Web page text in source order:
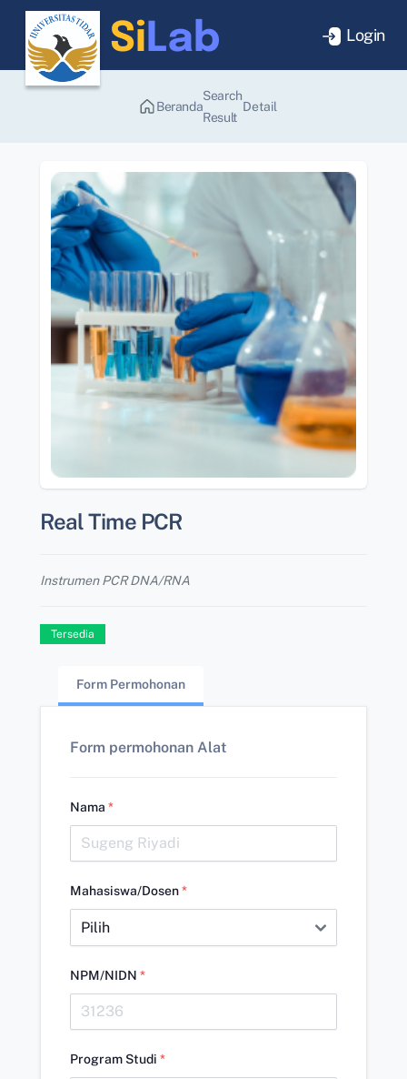
Login
Beranda
Search
Result
Detail
Real Time PCR
Instrumen PCR DNA/RNA
Tersedia
Form Permohonan
Form permohonan Alat
Nama *
Mahasiswa/Dosen*
NPM/NIDN *
Program Studi *